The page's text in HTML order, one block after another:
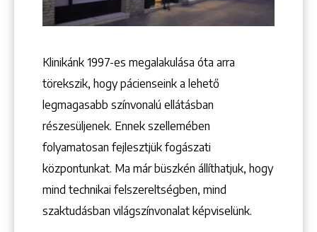
+36 1 222 7250
+36 1 222 9150
1148 Budapest, Örs vezér tere 2.
Klinikánk 1997-­es megalakulása óta arra
törekszik, hogy pácienseink a lehető
legmagasabb színvonalú ellátásban
részesüljenek. Ennek szellemében
folyamatosan fejlesztjük fogászati
központunkat. Ma már büszkén állíthatjuk, hogy
mind technikai felszereltségben, mind
szaktudásban világszínvonalat képviselünk.